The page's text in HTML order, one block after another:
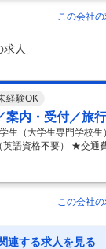
日・土日祝休み】 ■担
健康保険 厚生年金保
関連（算定、月変、免
この会社
人
経験OK
案内・受付／旅
生（大学生専門学校生
英語資格不要） ★交通
【職種】 空港 愛知県
フォメーション/レセ
ター 【歓迎する方】
学生歓迎、主婦(ママ)
(40代～)活躍中、新卒
内容】 ＜主な仕 …
この会社
連する求人を見る